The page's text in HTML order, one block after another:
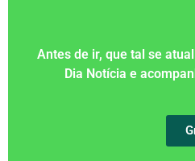
Antes de ir, que tal se
Dia Notícia e